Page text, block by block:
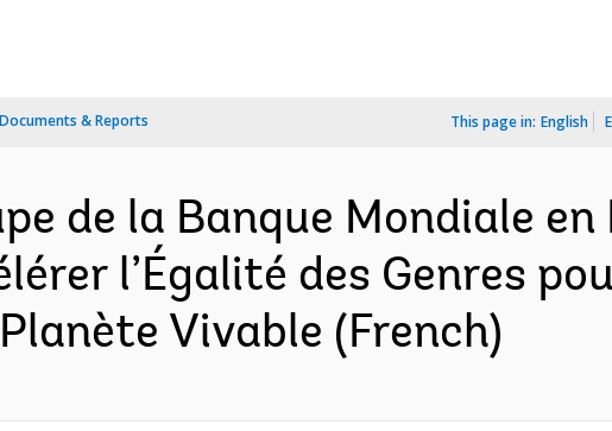
Documents & Reports This page in: English
de la Banque Mondiale en
l’Égalité des Genres
Vivable (French)